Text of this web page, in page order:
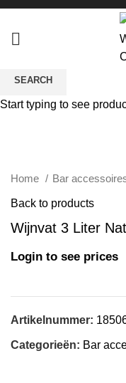
Home Bar
Back to products
Wijnvat 3 Liter
Login to see prices
Artikelnummer:
Categorieën: Bar
SEARCH
Start typing to see